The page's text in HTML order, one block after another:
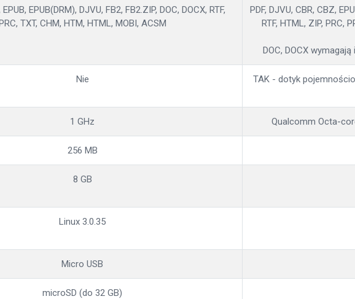
EPUB, EPUB(DRM), DJVU, FB2, FB2.ZIP, DOC, DOCX, RTF,
TXT, CHM, HTM, HTML, MOBI, ACSM
PDF, DJVU, CBR, CBZ,
RTF, HTML, ZIP, PRC,
DOC, DOCX
Nie TAK - dotyk
1 GHz Qualcomm Octa-
256 MB
8 GB
Linux 3.0.35
Micro USB
microSD (do 32 GB)